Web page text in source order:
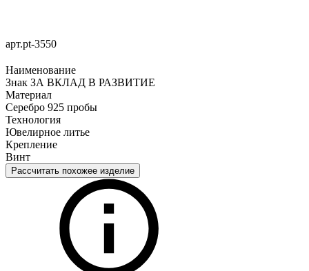
арт.pt-3550
Наименование
Знак ЗА ВКЛАД В РАЗВИТИЕ
Материал
Серебро 925 пробы
Технология
Ювелирное литье
Крепление
Винт
Рассчитать похожее изделие